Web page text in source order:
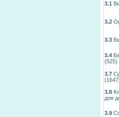
3.1
3.2
3.3
3.4
(525)
3.7
3.8
для
3.9